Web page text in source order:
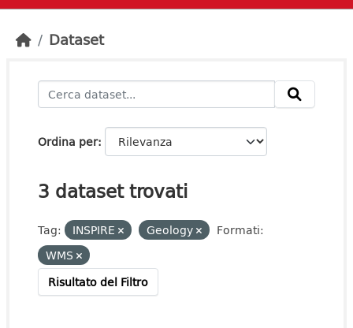
Dataset
Ordina per
3 dataset trovati
Tag: INSPIRE Geology
Formati:
WMS
Risultato del Filtro